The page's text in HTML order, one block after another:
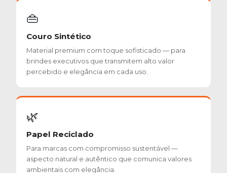
👜
Couro Sintético
Material premium com toque sofisticado — para
brindes executivos que transmitem alto valor
percebido e elegância em cada uso.
🌿
Papel Reciclado
Para marcas com compromisso sustentável —
aspecto natural e autêntico que comunica valores
ambientais com elegância.